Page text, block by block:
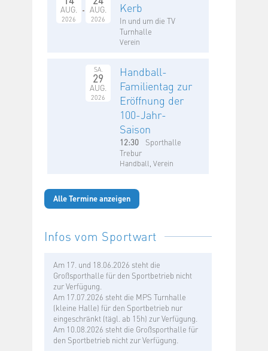
AUG.
2026
AUG.
2026
Kerb
In und um die TV
Turnhalle
Verein
SA.
29
AUG.
2026
Handball-
Familientag zur
Eröffnung der
100-Jahr-
Saison
12:30
Sporthalle
Trebur
Handball, Verein
Alle Termine anzeigen
Infos vom Sportwart
Am 17. und 18.06.2026 steht die
Großsporthalle für den Sportbetrieb nicht
zur Verfügung.
Am 17.07.2026 steht die MPS Turnhalle
(kleine Halle) für den Sportbetrieb nur
eingeschränkt (tägl. ab 15h) zur Verfügung.
Am 10.08.2026 steht die Großsporthalle für
den Sportbetrieb nicht zur Verfügung.